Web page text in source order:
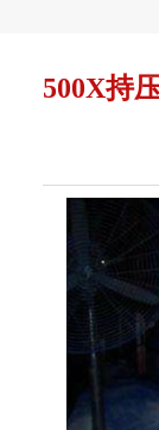
500X持